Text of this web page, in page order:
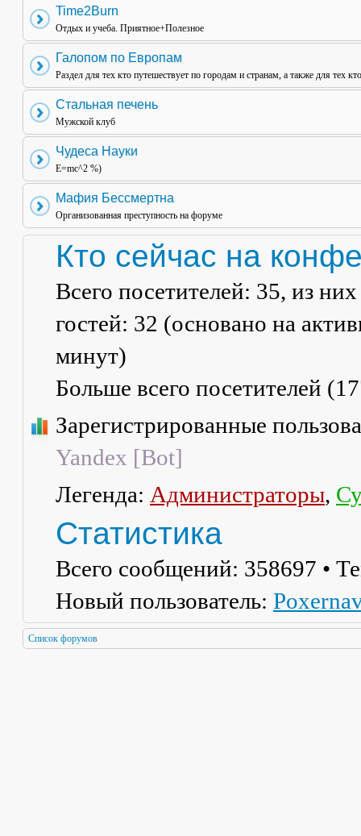
Time2Burn
Отдых и учеба. Приятное+Полезное
Галопом по Европам
Раздел для тех кто путешествует по городам и странам, а также для тех
Стальная печень
Мужской клуб
Чудеса Науки
E=mc^2 %)
Мафия Бессмертна
Организованная преступность на форуме
Кто сейчас на
Всего посетителей: 35, из
гостей: 32 (основано на
минут)
Больше всего посетителей (
Зарегистрированные
Yandex [Bot]
Легенда: Администраторы,
Статистика
Всего сообщений: 358697 •
Новый пользователь:
Список форумов